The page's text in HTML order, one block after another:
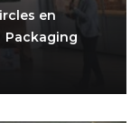
en
Packaging